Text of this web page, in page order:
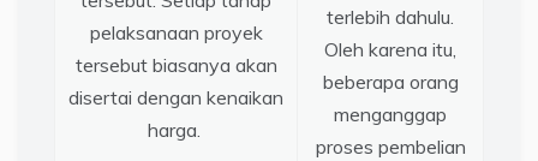
pelaksanaan proyek
tersebut biasanya akan
disertai dengan kenaikan
harga.
terlebih dahulu.
Oleh karena itu,
beberapa orang
menganggap
proses pembelian